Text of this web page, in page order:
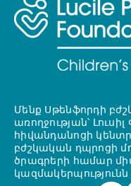
Մենք Սթենֆորդի
առողջության՝
հիվանդանոցի
բժշկական դպրոցի
ծրագրերի համար
կազմակերպությունն